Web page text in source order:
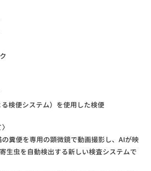
検便システム）を使用した検便
糞便を専用の顕微鏡で動画撮影し、AIが映
生虫を自動検出する新しい検査システムで